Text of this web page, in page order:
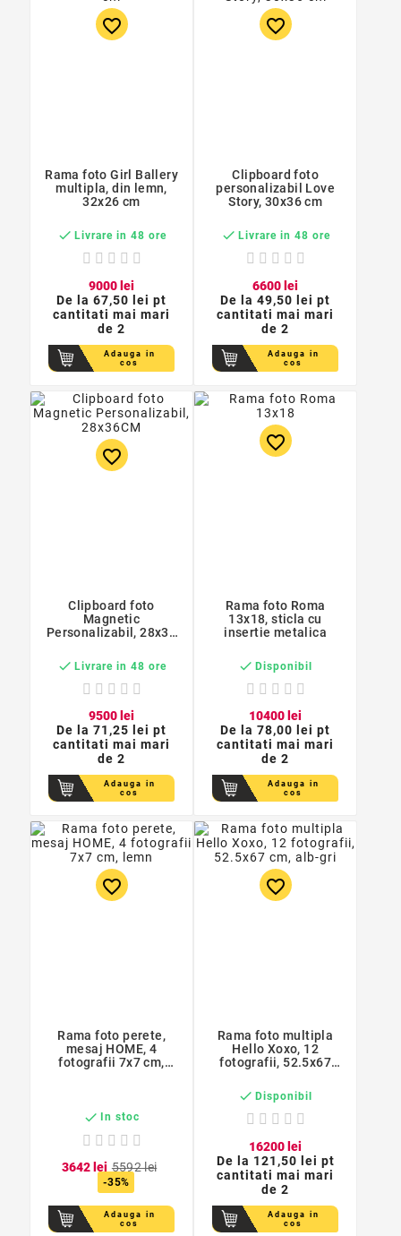
favorite_border
Rama foto Girl Ballery
multipla, din lemn,
32x26 cm
 Livrare in 48 ore
9000lei
De la67,50 lei pt
cantitati mai mari
de 2
Adauga in
cos
favorite_border
Clipboard foto
personalizabil Love
Story, 30x36 cm
 Livrare in 48 ore
6600lei
De la49,50 lei pt
cantitati mai mari
de 2
Adauga in
cos
favorite_border
Clipboard foto
Magnetic
Personalizabil, 28x36
 Livrare in 48 ore
9500 lei
De la71,25 lei pt
cantitati mai mari
de 2
Adauga in
cos
favorite_border
Rama foto Roma
13x18, sticla cu
insertie metalica
 Disponibil
10400 lei
De la78,00 lei pt
cantitati mai mari
de 2
Adauga in
cos
favorite_border
Rama foto perete,
mesaj HOME, 4
fotografii 7x7 cm,
 In stoc
3642lei 5592lei
-35%
Adauga in
cos
favorite_border
Rama foto multipla
Hello Xoxo, 12
fotografii, 52.5x67
 Disponibil
16200 lei
De la 121,50 lei pt
cantitati mai mari
de 2
Adauga in
cos